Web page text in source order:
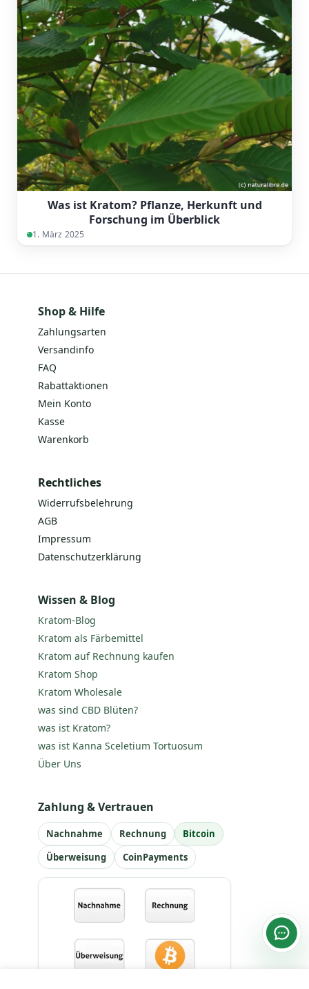
Was ist Kratom? Pflanze, Herkunft und
Forschung im Überblick
1. März 2025
Shop & Hilfe
Zahlungsarten
Versandinfo
FAQ
Rabattaktionen
Mein Konto
Kasse
Warenkorb
Rechtliches
Widerrufsbelehrung
AGB
Impressum
Datenschutzerklärung
Wissen & Blog
Kratom-Blog
Kratom als Färbemittel
Kratom auf Rechnung kaufen
Kratom Shop
Kratom Wholesale
was sind CBD Blüten?
was ist Kratom?
was ist Kanna Sceletium Tortuosum
Über Uns
Zahlung & Vertrauen
Nachnahme Rechnung
Bitcoin
Überweisung
CoinPayments